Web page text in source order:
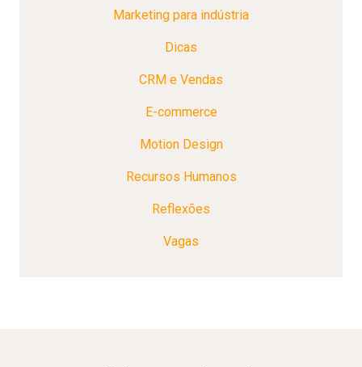
Marketing para indústria
Dicas
CRM e Vendas
E-commerce
Motion Design
Recursos Humanos
Reflexões
Vagas